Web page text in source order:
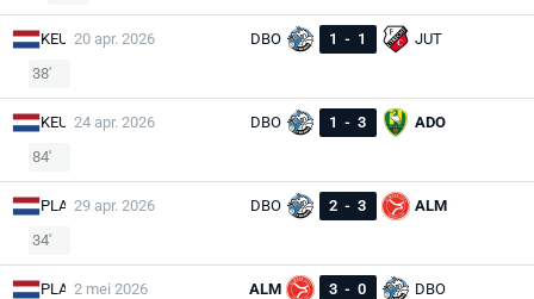
KEU 20 apr. 2026 DBO 1 - 1
JUT
38'
KEU 24 apr. 2026 DBO 1 - 3
ADO
84'
PLA 29 apr. 2026 DBO 2 - 3
ALM
34'
PLA 2 mei 2026 ALM 3 - 0
DBO